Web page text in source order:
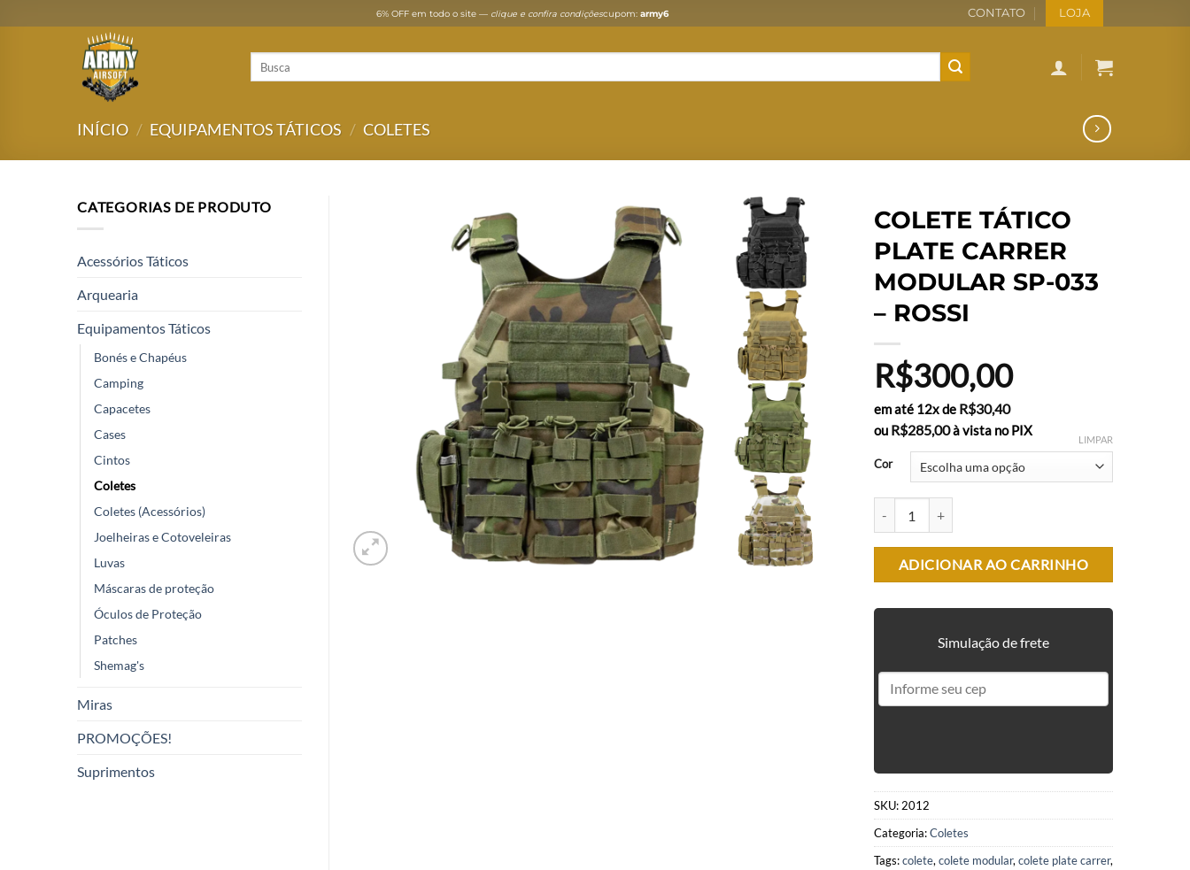
to
6% OFF em todo o site — clique e confira condiçõescupom:army6 CONTATO LOJA
INÍCIO / EQUIPAMENTOS TÁTICOS / COLETES
COLETE TÁTICO
PLATE CARRER
MODULAR SP-033
– ROSSI
R$300,00
em até 12x de R$30,40
ou R$285,00à vista no PIX
Cor
LIMPAR
ADICIONAR AO CARRINHO
Simulação de frete
SKU: 2012
Categoria:Coletes
Tags:colete, colete modular, colete plate carrer,
CATEGORIAS DE PRODUTO
Acessórios Táticos
Arquearia
Equipamentos Táticos
Bonés e Chapéus
Camping
Capacetes
Cases
Cintos
Coletes
Coletes (Acessórios)
Joelheiras e Cotoveleiras
Luvas
Máscaras de proteção
Óculos de Proteção
Patches
Shemag's
Miras
PROMOÇÕES!
Suprimentos